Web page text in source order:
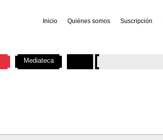
Inicio Quiénes somos Suscripción
Mediateca